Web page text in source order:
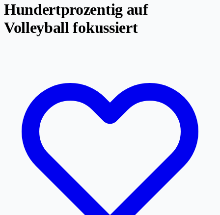
Hundertprozentig auf
Volleyball fokussiert